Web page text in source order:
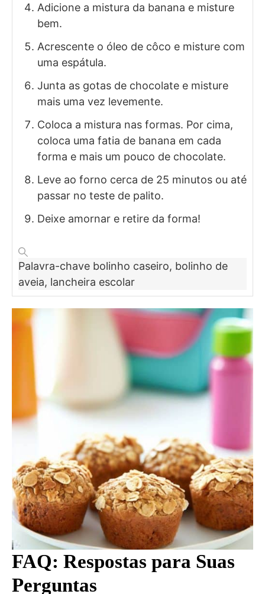
Adicione a mistura da banana e misture
bem.
Acrescente o óleo de côco e misture com
uma espátula.
Junta as gotas de chocolate e misture
mais uma vez levemente.
Coloca a mistura nas formas. Por cima,
coloca uma fatia de banana em cada
forma e mais um pouco de chocolate.
Leve ao forno cerca de 25 minutos ou até
passar no teste de palito.
Deixe amornar e retire da forma!
Palavra-chave bolinho caseiro, bolinho de
aveia, lancheira escolar
FAQ: Respostas para Suas
Perguntas